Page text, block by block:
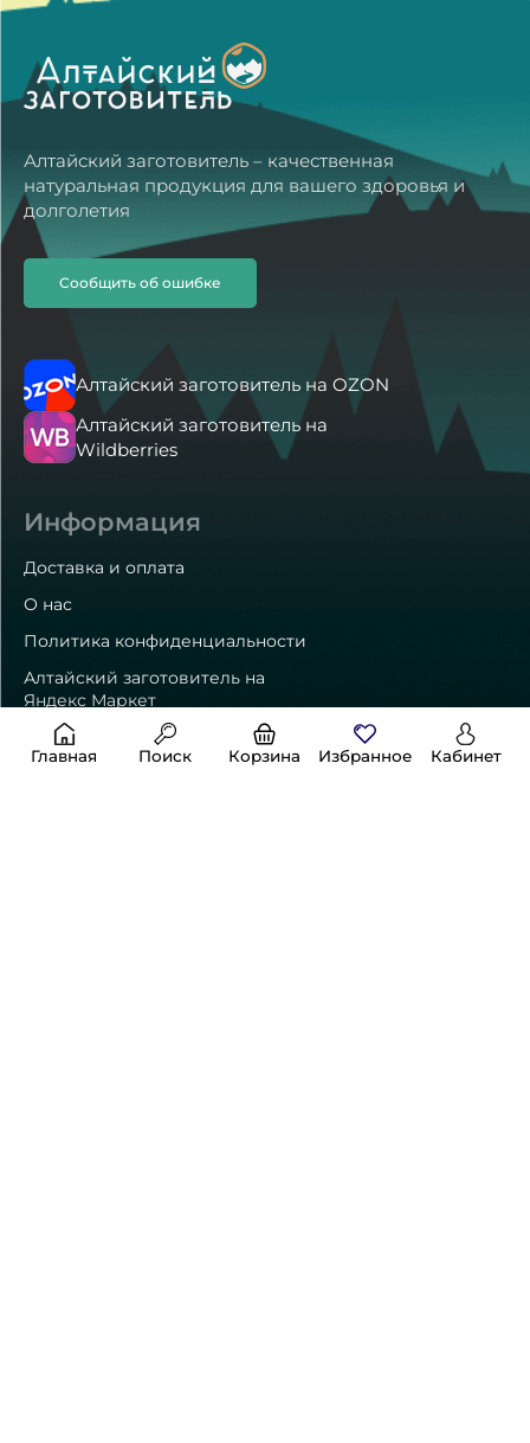
Алтайский заготовитель – качественная
натуральная продукция для вашего здоровья и
долголетия
Сообщить об ошибке
Алтайский заготовитель на OZON
Алтайский заготовитель на
Wildberries
Информация
Доставка и оплата
О нас
Политика конфиденциальности
Алтайский заготовитель на
Яндекс Маркет
Главная Поиск Корзина Избранное Кабинет